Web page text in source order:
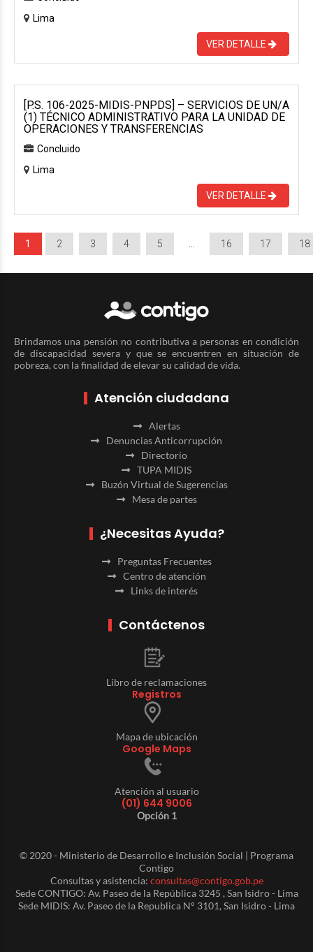
Lima
VER DETALLE
[P.S. 106-2025-MIDIS-PNPDS] – SERVICIOS DE UN/A
(1) TÉCNICO ADMINISTRATIVO PARA LA UNIDAD DE
OPERACIONES Y TRANSFERENCIAS
Concluido
Lima
VER DETALLE
1 2 3 4 5 16 17 18
Brindamos una pensión no contributiva a personas en condición
de discapacidad severa y que se encuentren en situación de
pobreza, con la finalidad de elevar su calidad de vida.
Atención ciudadana
Alertas
Denuncias Anticorrupción
Directorio
TUPA MIDIS
Buzón Virtual de Sugerencias
Mesa de partes
¿Necesitas Ayuda?
Preguntas Frecuentes
Centro de atención
Links de interés
Contáctenos
Libro de reclamaciones
Registros
Mapa de ubicación
Google Maps
Atención al usuario
(01) 644 9006
Opción 1
© 2020 - Ministerio de Desarrollo e Inclusión Social | Programa
Contigo
Consultas y asistencia: consultas@contigo.gob.pe
Sede CONTIGO: Av. Paseo de la República 3245 , San Isidro - Lima
Sede MIDIS: Av. Paseo de la Republica N° 3101, San Isidro - Lima